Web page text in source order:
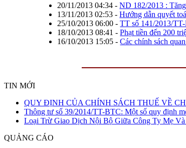
20/11/2013 04:34 -ND 182/2013 :
13/11/2013 02:53 -Hướng dẫn quyết
25/10/2013 06:00 -TT số 141/2013/
18/10/2013 08:41 -Phạt tiền đến 200
16/10/2013 15:05 -Các chính sách
TIN MỚI
QUY ĐỊNH CỦA CHÍNH SÁCH THUẾ VỀ
Thông tư số 39/2014/TT-BTC: Một số quy định
Loại Trừ Giao Dịch Nội Bộ Giữa Công Ty Mẹ
QUẢNG CÁO